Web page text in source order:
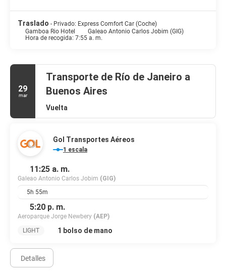
09:30 con un coste adicional.
Tendrás un servicio de recepción las 24 horas, consigna de
equipaje y un ascensor a tu disposición. Hay un aparcamiento sin
Traslado - Privado: Express Comfort Car (Coche)
Gamboa Rio Hotel
Galeao Antonio Carlos Jobim (GIG)
Hora de recogida: 7:55 a. m.
29
mar
Transporte de Río de Janeiro a
Buenos Aires
Vuelta
Gol Transportes Aéreos
1 escala
11:25 a. m.
Galeao Antonio Carlos Jobim (GIG)
5h 55m
5:20 p. m.
Aeroparque Jorge Newbery (AEP)
LIGHT
1 bolso de mano
Detalles